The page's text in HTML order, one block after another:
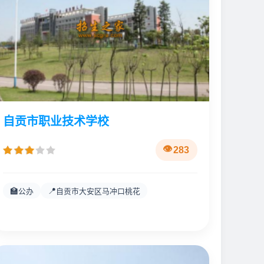
自贡市职业技术学校
283
🏫公办 📍 自贡市大安区马冲口桃花